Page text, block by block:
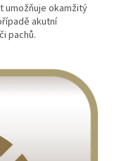
umožňuje okamžitý
akutní
pachů.